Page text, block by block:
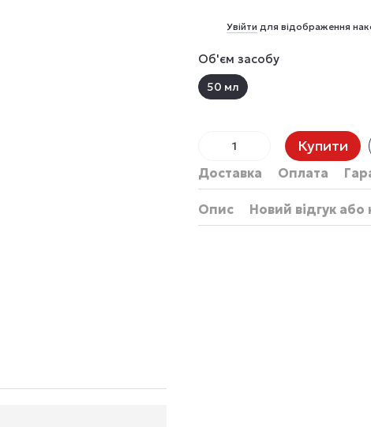
Увійти для відображення
Об'єм засобу
50 мл
Купити
Доставка Оплата
Опис Новий відгук або